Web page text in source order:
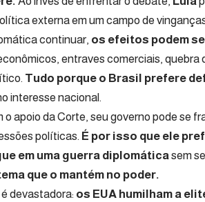
externa em um campo de
continuar, os efeitos podem
entraves comerciais, quebra
Tudo porque o Brasil prefere
interesse nacional.
o apoio da Corte, seu governo pode se
políticas. É por isso que ele
em uma guerra diplomáticasem
que o mantém no poder.
devastadora: os EUA humilham a